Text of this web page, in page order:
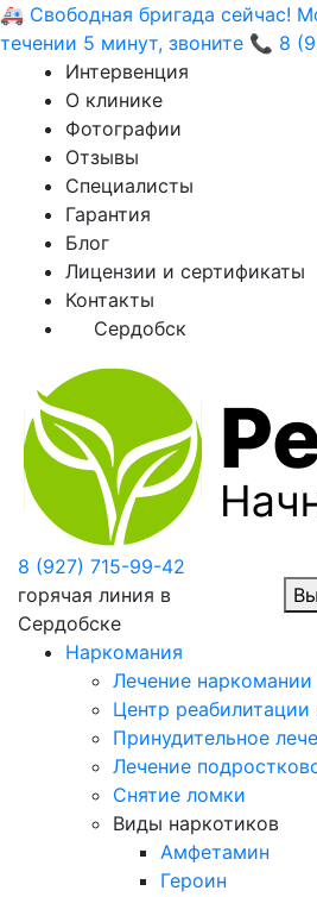
🚑 Свободная бригада сейчас!
течении 5 минут, звоните 📞 8
Интервенция
О клинике
Фотографии
Отзывы
Специалисты
Гарантия
Блог
Лицензии и сертификаты
Контакты
Сердобск
8 (927) 715-99-42
горячая линия в
Сердобске
Наркомания
Лечение наркомании
Центр
Принудительное
Лечение
Снятие ломки
Виды наркотиков
Амфетамин
Героин